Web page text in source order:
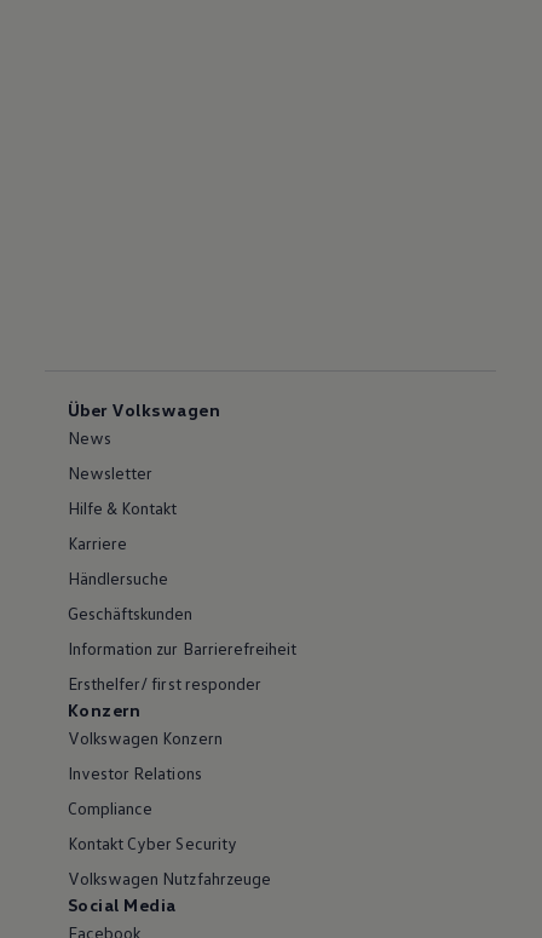
Über Volkswagen
News
Newsletter
Hilfe & Kontakt
Karriere
Händlersuche
Geschäftskunden
Information zur Barrierefreiheit
Ersthelfer/ first responder
Konzern
Volkswagen Konzern
Investor Relations
Compliance
Kontakt Cyber Security
Volkswagen Nutzfahrzeuge
Social Media
Facebook